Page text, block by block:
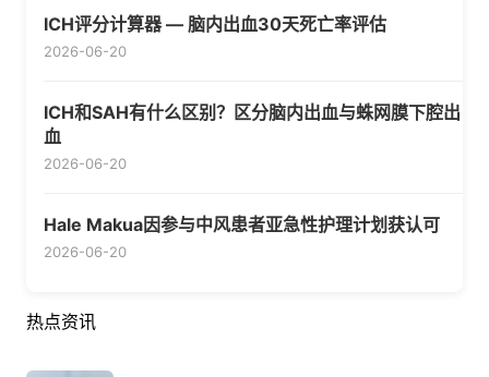
ICH评分计算器 — 脑内出血30天死亡率评估
2026-06-20
ICH和SAH有什么区别？区分脑内出血与蛛网膜下腔出
血
2026-06-20
Hale Makua因参与中风患者亚急性护理计划获认可
2026-06-20
热点资讯